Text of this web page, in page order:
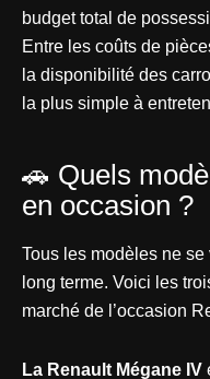
budget total de
Entre les coûts de
la disponibilité des
la plus simple à
🚗 Quels
en occasion ?
Tous les modèles ne
long terme. Voici les
marché de l’occasion
La Renault Mégane IV